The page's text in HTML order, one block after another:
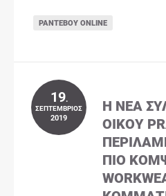
ΡΑΝΤΕΒΟΎ ONLINE
19.
ΣΕΠΤΈΜΒΡΙΟΣ
2019
Η ΝΈΑ
ΟΊΚΟΥ
ΠΙΟ